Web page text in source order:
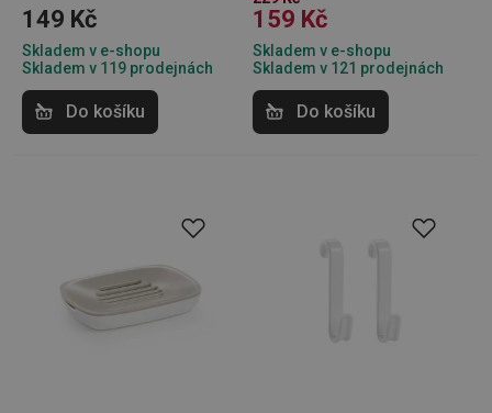
149 Kč
Skladem v e-shopu
Skladem v 119 prodejnách
Do košíku
159 Kč
Skladem v e-shopu
Skladem v 121 prodejnách
Do košíku